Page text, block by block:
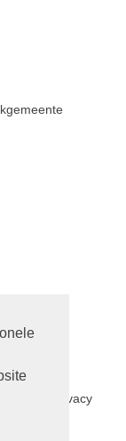
is een privacy
verder